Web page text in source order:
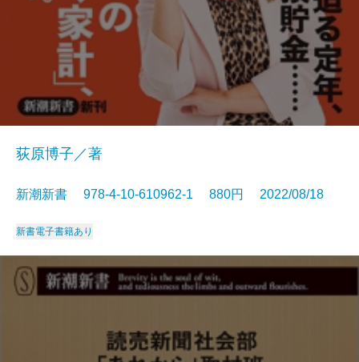
荻原博子／著
新潮新書 978-4-10-610962-1 880円 2022/08/18
新書電子書籍あり